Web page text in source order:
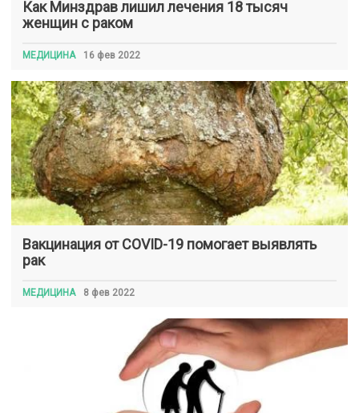
Как Минздрав лишил лечения 18 тысяч
женщин с раком
МЕДИЦИНА 16 фев 2022
Вакцинация от COVID-19 помогает выявлять
рак
МЕДИЦИНА 8 фев 2022